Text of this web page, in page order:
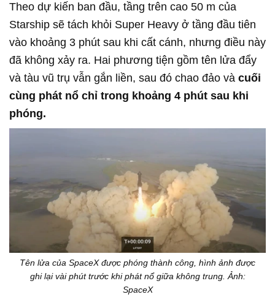
Theo dự kiến ban đầu, tầng trên cao 50 m của
Starship sẽ tách khỏi Super Heavy ở tầng đầu tiên
vào khoảng 3 phút sau khi cất cánh, nhưng điều này
đã không xảy ra. Hai phương tiện gồm tên lửa đẩy
và tàu vũ trụ vẫn gắn liền, sau đó chao đảo và cuối
cùng phát nổ chỉ trong khoảng 4 phút sau khi
phóng.
Tên lửa của SpaceX được phóng thành công, hình ảnh được
ghi lại vài phút trước khi phát nổ giữa không trung. Ảnh:
SpaceX